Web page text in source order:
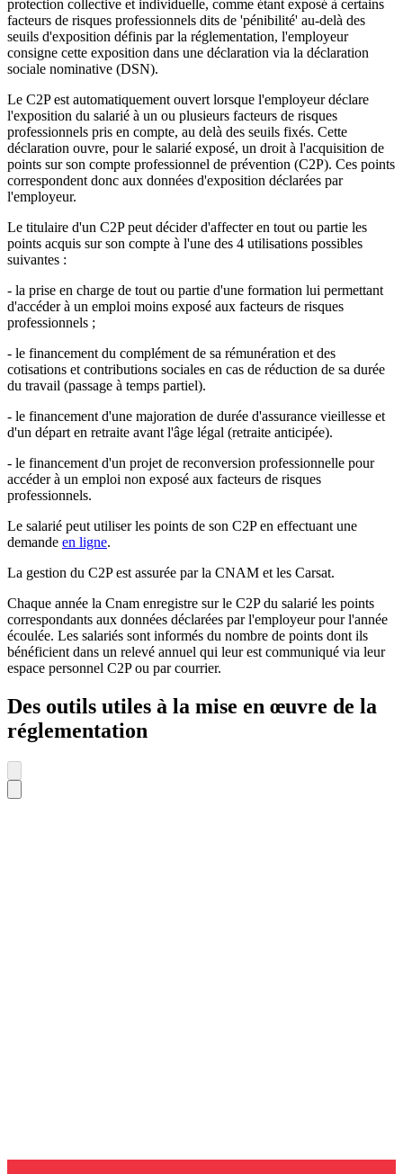
protection collective et individuelle, comme étant exposé à certains
facteurs de risques professionnels dits de 'pénibilité' au-delà des
seuils d'exposition définis par la réglementation, l'employeur
consigne cette exposition dans une déclaration via la déclaration
sociale nominative (DSN).
Le C2P est automatiquement ouvert lorsque l'employeur déclare
l'exposition du salarié à un ou plusieurs facteurs de risques
professionnels pris en compte, au delà des seuils fixés. Cette
déclaration ouvre, pour le salarié exposé, un droit à l'acquisition de
points sur son compte professionnel de prévention (C2P). Ces points
correspondent donc aux données d'exposition déclarées par
l'employeur.
Le titulaire d'un C2P peut décider d'affecter en tout ou partie les
points acquis sur son compte à l'une des 4 utilisations possibles
suivantes :
- la prise en charge de tout ou partie d'une formation lui permettant
d'accéder à un emploi moins exposé aux facteurs de risques
professionnels ;
- le financement du complément de sa rémunération et des
cotisations et contributions sociales en cas de réduction de sa durée
du travail (passage à temps partiel).
- le financement d'une majoration de durée d'assurance vieillesse et
d'un départ en retraite avant l'âge légal (retraite anticipée).
- le financement d'un projet de reconversion professionnelle pour
accéder à un emploi non exposé aux facteurs de risques
professionnels.
Le salarié peut utiliser les points de son C2P en effectuant une
demande en ligne.
La gestion du C2P est assurée par la CNAM et les Carsat.
Chaque année la Cnam enregistre sur le C2P du salarié les points
correspondants aux données déclarées par l'employeur pour l'année
écoulée. Les salariés sont informés du nombre de points dont ils
bénéficient dans un relevé annuel qui leur est communiqué via leur
espace personnel C2P ou par courrier.
Des outils utiles à la mise en œuvre de la
réglementation